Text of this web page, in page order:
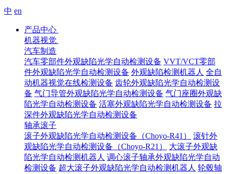
中 en
产品中心
机器视觉
汽车制造
汽车零部件外观缺陷光学自动检测设备 VVT/VCT零部
件外观缺陷光学自动检测设备 外观缺陷检测机器人 全自
动机器视觉在线检测设备 齿轮外观缺陷光学自动检测设
备 气门导管外观缺陷光学自动检测设备 气门座圈外观缺
陷光学自动检测设备 活塞外观缺陷光学自动检测设备 拉
深件外观缺陷光学自动检测设备
轴承滚子
滚子外观缺陷光学自动检测设备（Choyo-R41）
滚针外
观缺陷光学自动检测设备（Choyo-R21）
大滚子外观缺
陷光学自动检测机器人 调心滚子轴承外观缺陷光学自动
检测设备 超大滚子外观缺陷光学自动检测机器人 轮毂轴